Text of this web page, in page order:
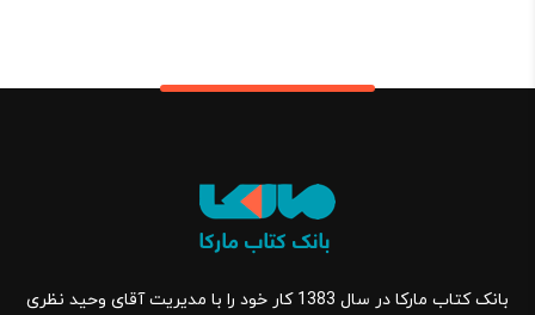
بانک کتاب مارکا در سال 1383 کار خود را با مدیریت آقای وحید نظری